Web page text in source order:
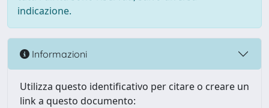
indicazione.
Informazioni
Utilizza questo identificativo per citare o creare un
link a questo documento: